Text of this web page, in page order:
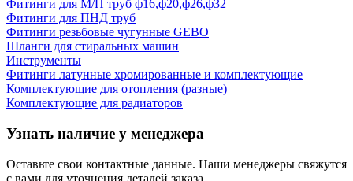
Фитинги для М/П труб ф16,ф20,ф26,ф32
Фитинги для ПНД труб
Фитинги резьбовые чугунные GEBO
Шланги для стиральных машин
Инструменты
Фитинги латунные хромированные и комплектующие
Комплектующие для отопления (разные)
Комплектующие для радиаторов
Узнать наличие у менеджера
Оставьте свои контактные данные. Наши менеджеры свяжутся
с вами для уточнения деталей заказа.